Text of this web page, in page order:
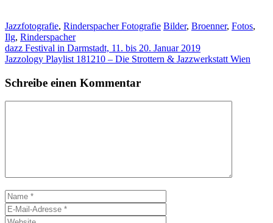
Kategorien
Jazzfotografie, Rinderspacher Fotografie Schlagwörter
Bilder, Broenner, Fotos,
Ilg, Rinderspacher
dazz Festival in Darmstadt, 11. bis 20. Januar 2019
Jazzology Playlist 181210 – Die Strottern & Jazzwerkstatt Wien
Schreibe einen Kommentar
Name
Mail-
Adresse